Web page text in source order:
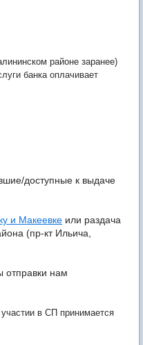
районе заранее)
банка оплачивает
доступные к выдаче
и Макеевке или раздача
(пр-кт Ильича,
отправки нам
в СП принимается